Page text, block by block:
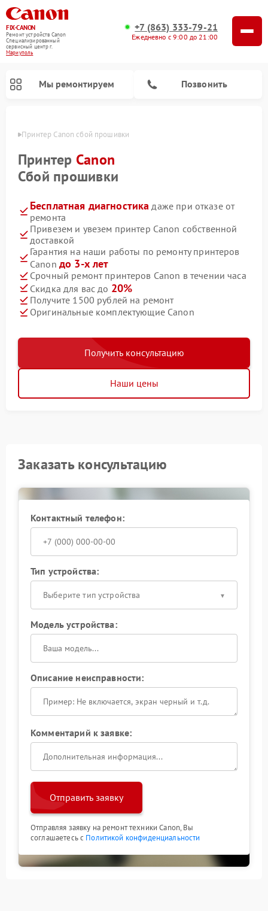
FIX-CANON
Ремонт устройств Canon
Специализированный
cервисный центр г.
Мариуполь
+7 (863) 333-79-21
Ежедневно с 9:00 до 21:00
Мы ремонтируем Позвонить
Принтер Canon сбой прошивки
Принтер Canon
Сбой прошивки
Бесплатная диагностика даже при отказе от
ремонта
Привезем и увезем принтер Canon собственной
доставкой
Гарантия на наши работы по ремонту принтеров
Canon до 3-х лет
Срочный ремонт принтеров Canon в течении часа
Скидка для вас до 20%
Получите 1500 рублей на ремонт
Оригинальные комплектующие Canon
Получить консультацию
Наши цены
Заказать консультацию
Контактный телефон:
Тип устройства:
Выберите тип устройства
Модель устройства:
Описание неисправности:
Комментарий к заявке:
Отправить заявку
Отправляя заявку на ремонт техники Canon, Вы
соглашаетесь с Политикой конфиденциальности